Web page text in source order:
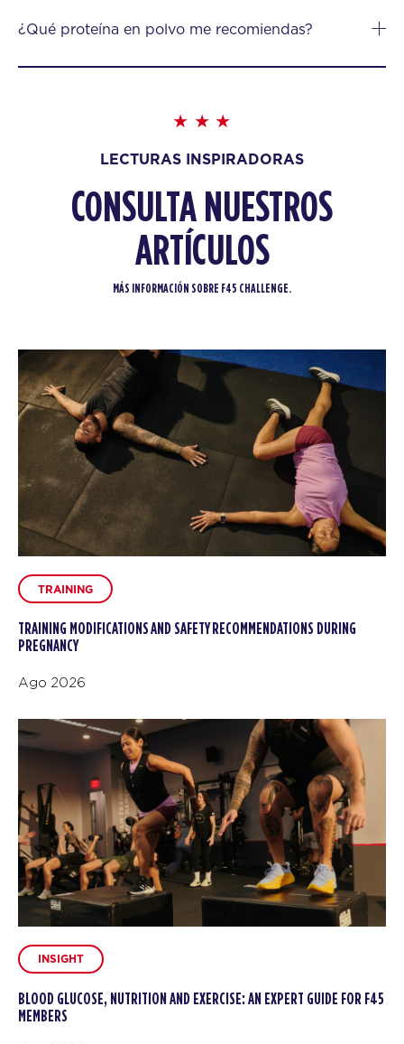
¿Qué proteína en polvo me recomiendas?
LECTURAS INSPIRADORAS
CONSULTA NUESTROS
ARTÍCULOS
MÁS INFORMACIÓN SOBRE F45 CHALLENGE.
TRAINING
TRAINING MODIFICATIONS AND SAFETY RECOMMENDATIONS DURING
PREGNANCY
Ago 2026
INSIGHT
BLOOD GLUCOSE, NUTRITION AND EXERCISE: AN EXPERT GUIDE FOR F45
MEMBERS